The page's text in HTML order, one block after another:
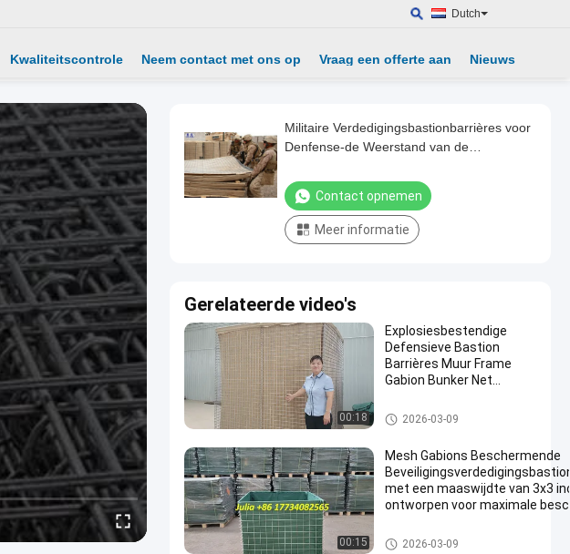
Dutch
Kwaliteitscontrole Neem contact met ons op Vraag een offerte aan Nieuws
Militaire Verdedigingsbastionbarrières voor
Denfense-de Weerstand van de
Contact opnemen
Meer informatie
Gerelateerde video's
00:18
Explosiesbestendige
Defensieve Bastion
Barrières Muur Frame
Gabion Bunker Net
Hesco Bastion
Werkplaats
Verdedigingsbastionbarrières
2026-03-09
00:15
Mesh Gabions Beschermende
met een maaswijdte van 3x3
ontworpen voor maximale
Verdedigingsbastionbarrières
2026-03-09